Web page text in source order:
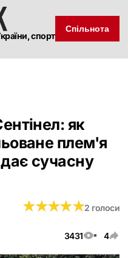
спорт
Спільнота
як
плем'я
сучасну
3431 4
★★★★★
★★★★★2 голоси